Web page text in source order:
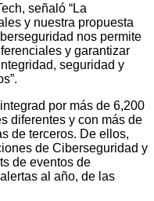
señaló “La
y nuestra propuesta
nos permite
y garantizar
seguridad y
por más de 6,200
diferentes y con más de
de terceros. De ellos,
de Ciberseguridad y
de eventos de
al año, de las